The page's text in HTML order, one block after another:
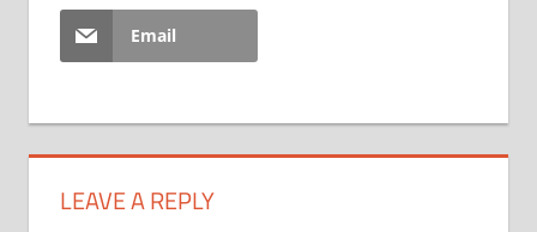
Email
LEAVE A REPLY